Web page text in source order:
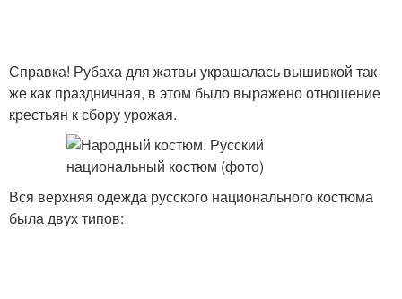
Справка! Рубаха для жатвы украшалась вышивкой так
же как праздничная, в этом было выражено отношение
крестьян к сбору урожая.
Вся верхняя одежда русского национального костюма
была двух типов: